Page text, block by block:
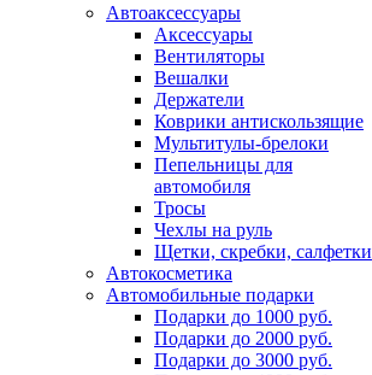
Автоаксессуары
Аксессуары
Вентиляторы
Вешалки
Держатели
Коврики антискользящие
Мультитулы-брелоки
Пепельницы для
автомобиля
Тросы
Чехлы на руль
Щетки, скребки, салфетки
Автокосметика
Автомобильные подарки
Подарки до 1000 руб.
Подарки до 2000 руб.
Подарки до 3000 руб.